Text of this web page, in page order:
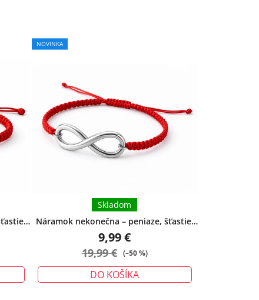
NOVINKA
Náramok nekonečna – peniaze, šťastie,
ochrana - veľký
Skladom
9,99 €
19,99 € (–50 %)
DO KOŠÍKA